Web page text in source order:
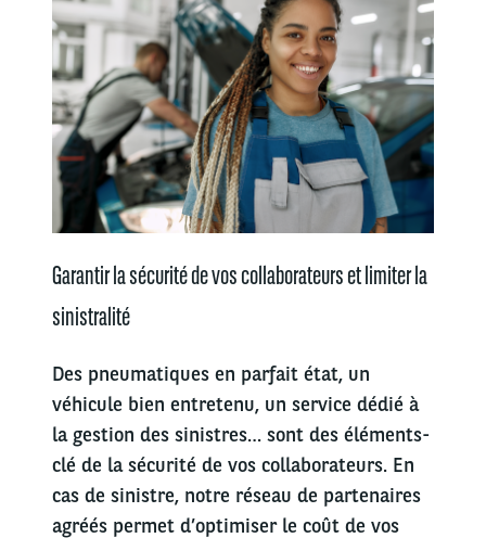
Garantir la sécurité de vos collaborateurs et limiter la
sinistralité
Des pneumatiques en parfait état, un
véhicule bien entretenu, un service dédié à
la gestion des sinistres… sont des éléments-
clé de la sécurité de vos collaborateurs. En
cas de sinistre, notre réseau de partenaires
agréés permet d’optimiser le coût de vos